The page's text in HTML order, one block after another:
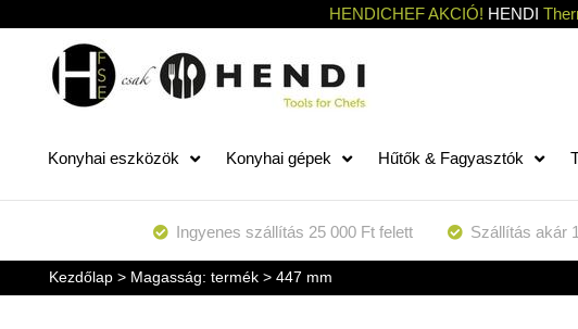
HENDICHEF AKCIÓ! HENDI
Konyhai eszközök Konyhai gépek Hűtők & Fagyasztók
Ingyenes szállítás 25 000 Ft felett Szállítás akár
Kezdőlap> Magasság: termék > 447 mm